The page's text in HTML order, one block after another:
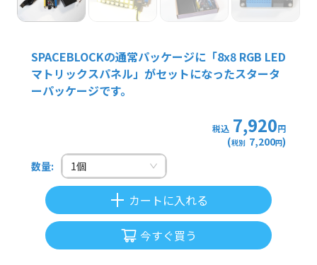
SPACEBLOCKの通常パッケージに「8x8 RGB LED
マトリックスパネル」がセットになったスタータ
ーパッケージです。
税込 7,920円
(税別 7,200円)
数量: 1個
カートに入れる
今すぐ買う